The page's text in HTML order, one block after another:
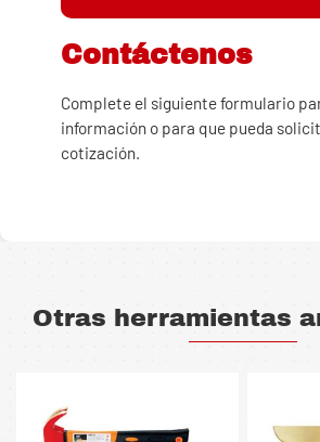
Contáctenos
Complete el siguiente formulario
información o para que pueda
cotización.
Otras herramientas